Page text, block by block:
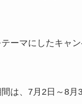
ーマにしたキャ
は、7月2日～8月